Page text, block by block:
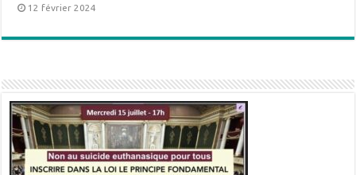
12 février 2024